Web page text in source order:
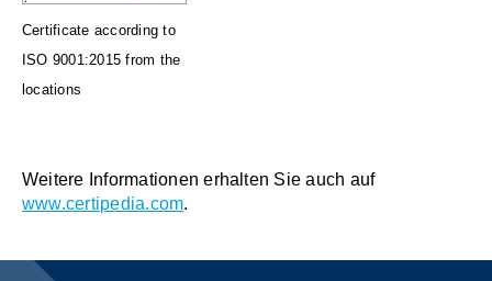
Certificate according to
ISO 9001:2015 from the
locations
Weitere Informationen erhalten Sie auch auf
www.certipedia.com.